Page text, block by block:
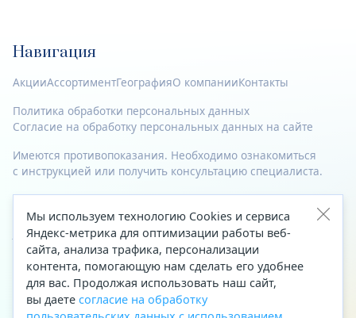
Навигация
АкцииАссортиментГеографияО компанииКонтакты
Политика обработки персональных данных
Согласие на обработку персональных данных на сайте
Имеются противопоказания. Необходимо ознакомиться
с инструкцией или получить консультацию специалиста.
© 2023—2026 Все права защищены.
Адрес
Архангельск, ул. Папанина, д. 19 (вход в здание со стороны
автоцентра «Тойота»)
Приемная Генерального директора
Мы используем технологию Cookies и сервиса
Яндекс-метрика для оптимизации работы веб-
сайта, анализа трафика, персонализации
контента, помогающую нам сделать его удобнее
для вас. Продолжая использовать наш сайт,
вы даете согласие на обработку